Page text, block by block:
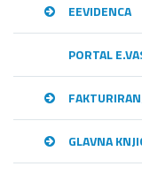
EEVIDENCA
PORTAL
GLAVNA